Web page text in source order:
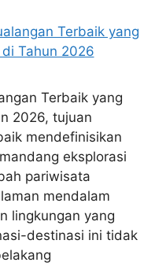
Terbaik yang
2026, tujuan
mendefinisikan
eksplorasi
pariwisata
mendalam
lingkungan yang
destinasi ini tidak